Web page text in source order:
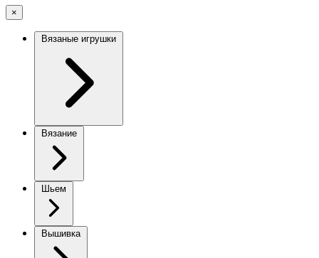
×
Вязаные игрушки
Вязание
Шьем
Вышивка